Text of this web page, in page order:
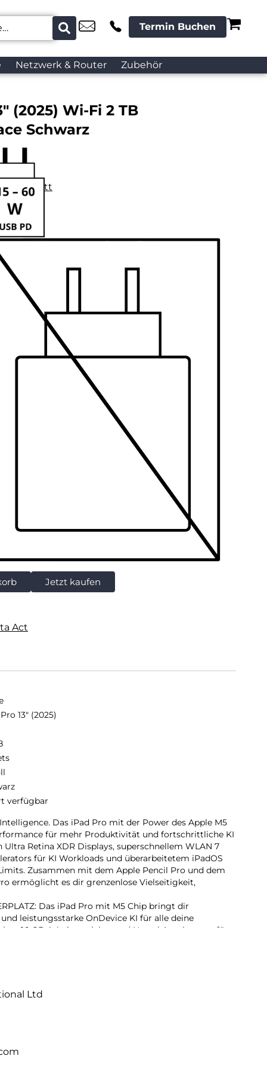
Termin Buchen
Netzwerk & Router Zubehör
(2025) Wi-Fi 2 TB
Schwarz
Jetzt kaufen
Act
13" (2025)
verfügbar
Das iPad Pro mit der Power des Apple M5
für mehr Produktivität und fortschrittliche KI
Retina XDR Displays, superschnellem WLAN 7
für KI Workloads und überarbeitetem iPadOS
Zusammen mit dem Apple Pencil Pro und dem
ermöglicht es dir grenzenlose Vielseitigkeit,
Das iPad Pro mit M5 Chip bringt dir
leistungsstarke OnDevice KI für alle deine
16 GB Arbeitsspeicher und Neural Accelerators für
und verwalten wie nie zuvor.
ist dein persönliches Intelligenz System. Es
auszudrücken und Dinge einfacher zu erledigen – mit
jedem Schritt.
Das fortschrittlichste Display der Welt mit extremer
großem P3 Farbraum und True Tone.
Lichtverhältnisse ist für die Konfigurationen mit 1
Ltd